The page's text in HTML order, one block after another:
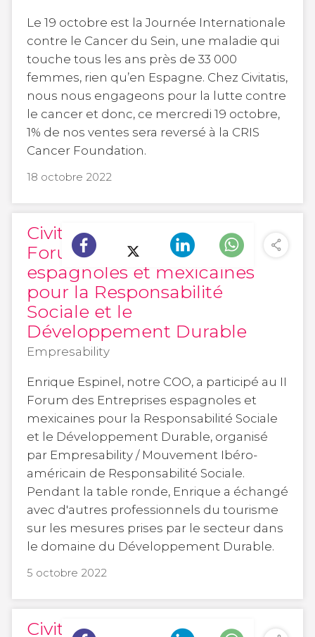
Le 19 octobre est la Journée Internationale
contre le Cancer du Sein, une maladie qui
touche tous les ans près de 33 000
femmes, rien qu’en Espagne. Chez Civitatis,
nous nous engageons pour la lutte contre
le cancer et donc, ce mercredi 19 octobre,
1% de nos ventes sera reversé à la CRIS
Cancer Foundation.
18 octobre 2022
Civitatis participe au II
Forum des Entreprises
espagnoles et mexicaines
pour la Responsabilité
Sociale et le
Développement Durable
Empresability
Enrique Espinel, notre COO, a participé au II
Forum des Entreprises espagnoles et
mexicaines pour la Responsabilité Sociale
et le Développement Durable, organisé
par Empresability / Mouvement Ibéro-
américain de Responsabilité Sociale.
Pendant la table ronde, Enrique a échangé
avec d'autres professionnels du tourisme
sur les mesures prises par le secteur dans
le domaine du Développement Durable.
5 octobre 2022
Civitatis cesse de vendre